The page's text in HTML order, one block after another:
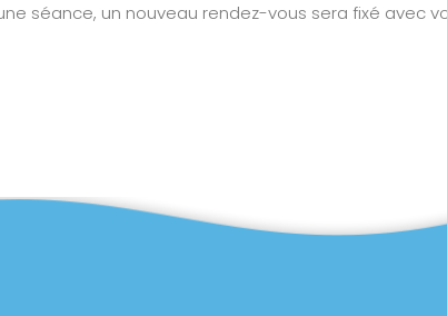
séance, un nouveau rendez-vous sera fixé avec